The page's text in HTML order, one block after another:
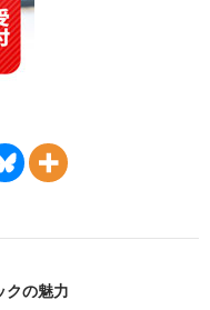
クの魅力